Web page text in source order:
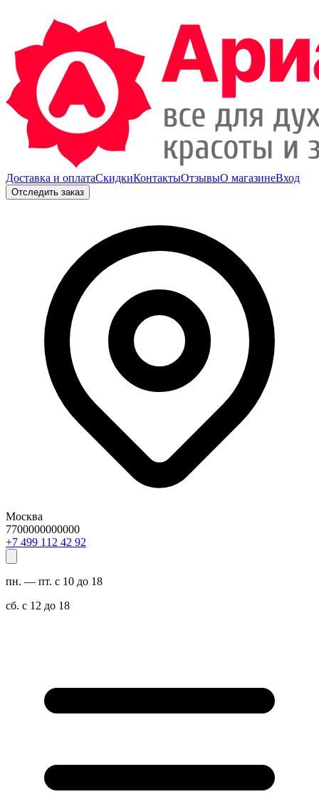
Доставка и оплатаСкидкиКонтактыОтзывыО магазинеВход
Отследить заказ
Москва
7700000000000
29 24 211 994 7+
пн. — пт. с 10 до 18
сб. с 12 до 18